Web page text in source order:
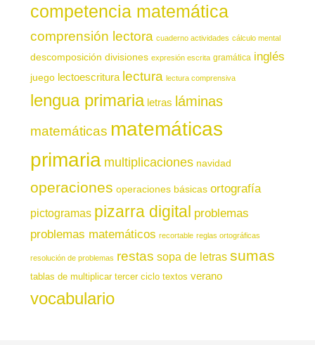
competencia matemática
comprensión lectora cuaderno actividades cálculo mental
descomposición divisiones expresión escrita gramática inglés
juego lectoescritura lectura lectura comprensiva
lengua primaria letras láminas
matemáticas matemáticas
primaria multiplicaciones navidad
operaciones operaciones básicas ortografía
pictogramas pizarra digital problemas
problemas matemáticos recortable reglas ortográficas
resolución de problemas restas sopa de letras sumas
tablas de multiplicar tercer ciclo textos verano
vocabulario